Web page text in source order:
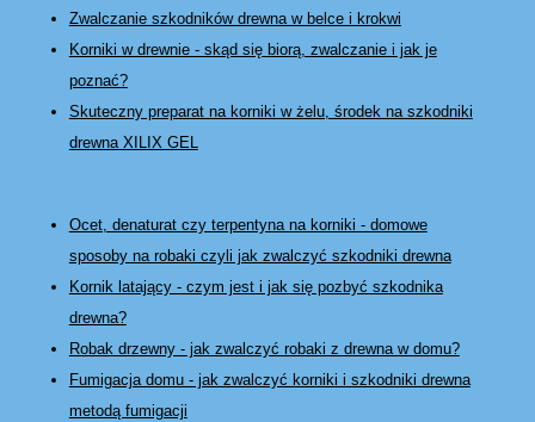
Zwalczanie szkodników drewna w belce i krokwi
Korniki w drewnie - skąd się biorą, zwalczanie i jak je
poznać?
Skuteczny preparat na korniki w żelu, środek na szkodniki
drewna XILIX GEL
Ocet, denaturat czy terpentyna na korniki - domowe
sposoby na robaki czyli jak zwalczyć szkodniki drewna
Kornik latający - czym jest i jak się pozbyć szkodnika
drewna?
Robak drzewny - jak zwalczyć robaki z drewna w domu?
Fumigacja domu - jak zwalczyć korniki i szkodniki drewna
metodą fumigacji